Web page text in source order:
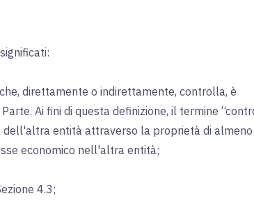
direttamente o indirettamente, controlla, è
Ai fini di questa definizione, il termine
entità attraverso la proprietà di
economico nell'altra entità;
4.3;